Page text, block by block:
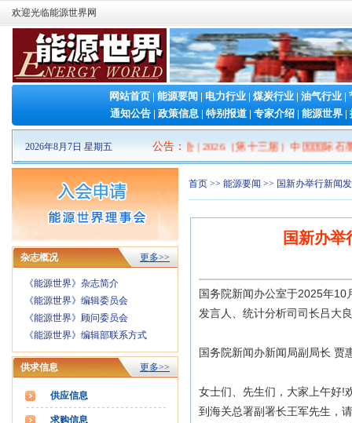
欢迎光临能源世界网
网站首页 | 能源要闻 | 电力行业 | 煤炭行业 | 油气行业 |
通知公告 | 政策信息 | 特别报道 | 专家介绍 | 能源世界 |
2026年8月7日 星期五 公告 ：
山东清洁能源 产业博览会 2026（第十三届）中国国际石墨烯创新大
杂志概况 更多>>
《能源世界》杂志简介
《能源世界》编辑委员会
《能源世界》顾问委员会
《能源世界》编辑部联系方式
供求信息 更多>>
供应信息
求购信息
首页 >> 能源要闻 >> 国新办举行新闻
国新办举
国务院新闻办公室于2025年
发言人、统计分析司司长吕大
国务院新闻办新闻局副局长 贾
女士们、先生们，大家上午好!
到海关总署副署长王军先生，